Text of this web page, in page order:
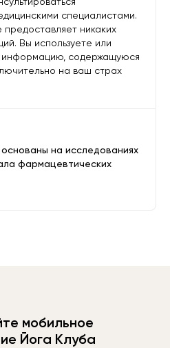
на исследованиях
фармацевтических
специалистами.
никаких
Вы используете или
содержащуюся
на ваш страх
мобильное
Йога Клуба